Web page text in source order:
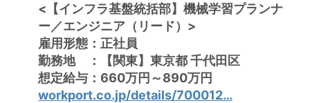
<【インフラ基盤統括部】機械学習プランナ
ー／エンジニア（リード）>
雇用形態：正社員
勤務地 ：【関東】東京都 千代田区
想定給与：660万円～890万円
workport.co.jp/details/700012…